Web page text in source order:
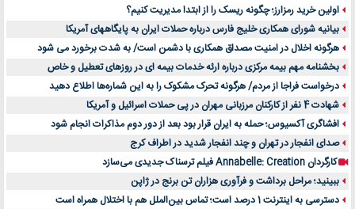
اولین خرید رمزارز؛ چگونه ریسک را از ابتدا مدیریت کنیم؟
بیانیه شورای همکاری خلیج فارس درباره حملات ایران به پایگاههای آمریکا
هرگونه اخلال در امنیت مصداق همکاری با دشمن است/ به شدت برخورد می شود
بخشنامه مهم بیمه مرکزی درباره ارئه خدمات بیمه ای در روزهای تعطیل و خاص
درخواست فراجا از مردم/ هرگونه تحرک مشکوک را به این شماره‌ها اطلاع دهید
شهادت 4 نفر از کارکنان مرزبانی مهران در پی حملات اسرائیل و آمریکا
افشاگری آکسیوس؛ حمله به ایران قرار بود بعد از دور دوم مذاکرات انجام شود
صدای انفجار در تهران و چند انفجار شدید در اطراف کرج
کارگردان Annabelle: Creation فیلم ترسناک جدیدی می‌سازد
ببینید؛ مراحل برداشت و فرآوری هزاران تن برنج در ژاپن
دسترسی به اینترنت 1 درصد است؛ تماس بین‌الملل هم با اختلال همراه است